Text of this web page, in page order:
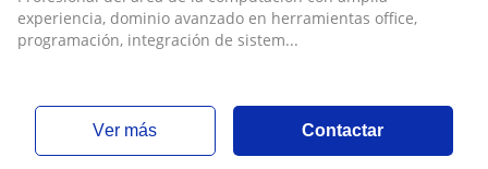
experiencia, dominio avanzado en herramientas office,
programación, integración de sistem...
ver más Contactar